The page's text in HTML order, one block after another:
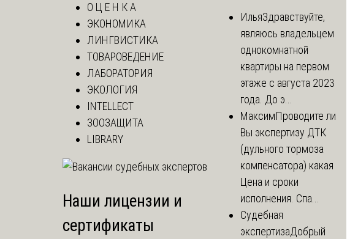
О Ц Е Н К А
ЭКОНОМИКА
ЛИНГВИСТИКА
ТОВАРОВЕДЕНИЕ
ЛАБОРАТОРИЯ
ЭКОЛОГИЯ
INTELLECT
ЗООЗАЩИТА
LIBRARY
Наши лицензии и
сертификаты
ИльяЗдравствуйте,
являюсь владельцем
однокомнатной
квартиры на первом
этаже с августа 2023
года. До э...
МаксимПроводите ли
Вы экспертизу ДТК
(дульного тормоза
компенсатора) какая
Цена и сроки
исполнения. Спа...
Судебная
экспертизаДобрый